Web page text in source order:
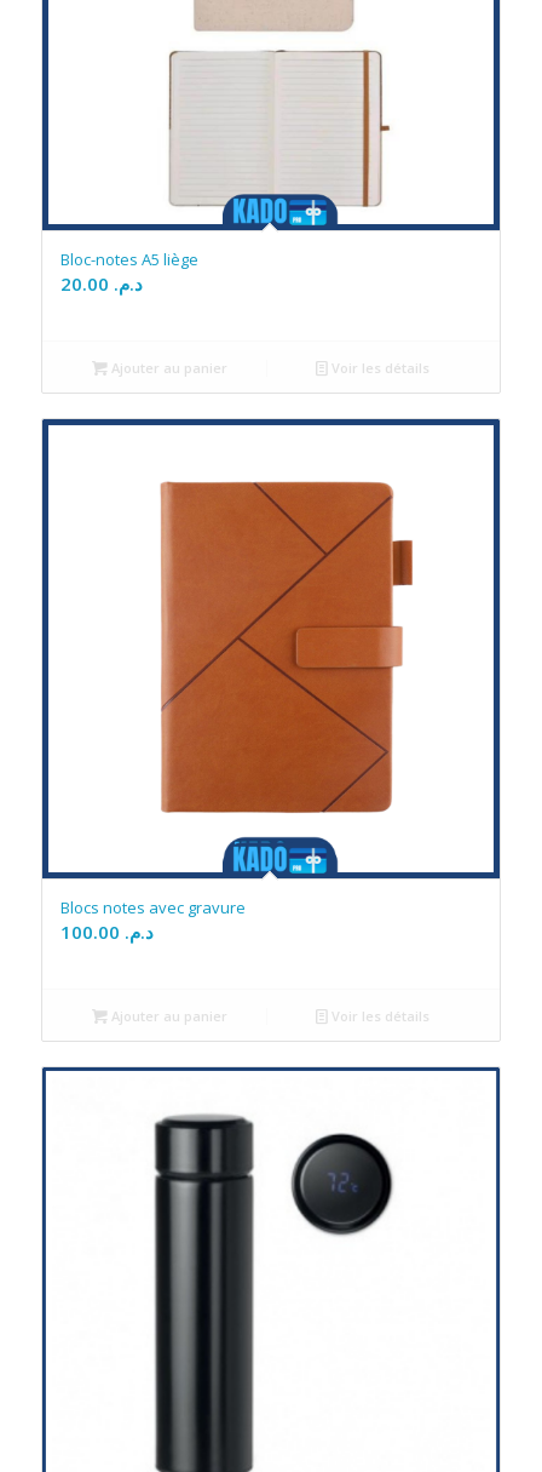
Bloc-notes A5 liège
د.م.
Ajouter au panier Voir les détails
Blocs notes avec gravure
د.م.
Ajouter au panier Voir les détails